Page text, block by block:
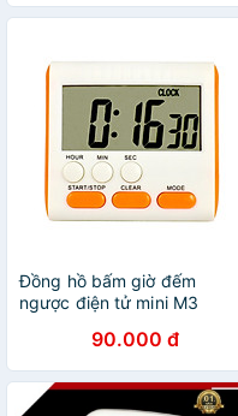
Đồng hồ bấm giờ đếm
ngược điện tử mini M3
90.000 đ